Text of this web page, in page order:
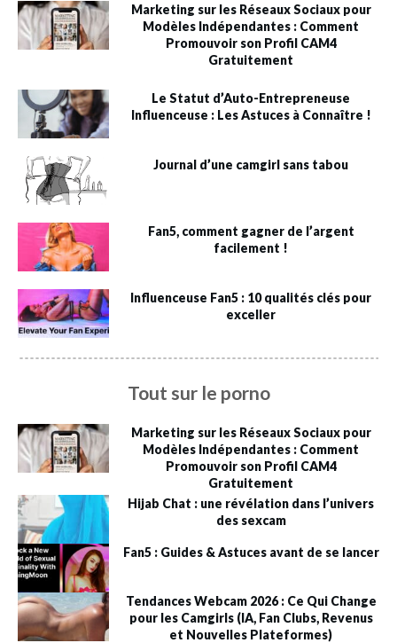
Marketing sur les Réseaux Sociaux pour
Modèles Indépendantes : Comment
Promouvoir son Profil CAM4
Gratuitement
Le Statut d’Auto-Entrepreneuse
Influenceuse : Les Astuces à Connaître !
Journal d’une camgirl sans tabou
Fan5, comment gagner de l’argent
facilement !
Influenceuse Fan5 : 10 qualités clés pour
exceller
Tout sur le porno
Marketing sur les Réseaux Sociaux pour
Modèles Indépendantes : Comment
Promouvoir son Profil CAM4
Gratuitement
Hijab Chat : une révélation dans l’univers
des sexcam
Fan5 : Guides & Astuces avant de se lancer
Tendances Webcam 2026 : Ce Qui Change
pour les Camgirls (IA, Fan Clubs, Revenus
et Nouvelles Plateformes)